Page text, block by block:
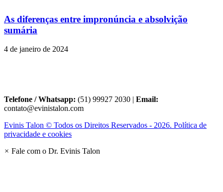
As diferenças entre impronúncia e absolvição
sumária
4 de janeiro de 2024
Telefone / Whatsapp: (51) 99927 2030 | Email:
contato@evinistalon.com
Evinis Talon © Todos os Direitos Reservados - 2026. Política de
privacidade e cookies
× Fale com o Dr. Evinis Talon